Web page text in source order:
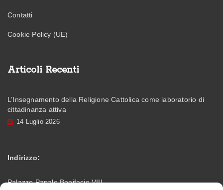
Contatti
Cookie Policy (UE)
Articoli Recenti
L’Insegnamento della Religione Cattolica come laboratorio di
cittadinanza attiva
14 Luglio 2026
Indirizzo:
Palazzo Papale Bonifacio VIII